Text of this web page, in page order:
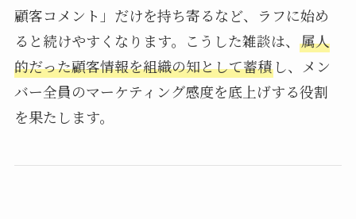
顧客コメント」だけを持ち寄るなど、ラフに始め
ると続けやすくなります。こうした雑談は、 属人
的だった顧客情報を組織の知として蓄積し、メン
バー全員のマーケティング感度を底上げする役割
を果たします。